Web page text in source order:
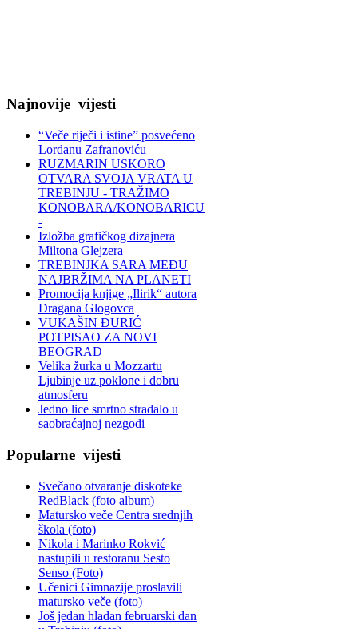
Najnovije vijesti
“Veče riječi i istine” posvećeno
Lordanu Zafranoviću
RUZMARIN USKORO
OTVARA SVOJA VRATA U
TREBINJU - TRAŽIMO
KONOBARA/KONOBARICU
-
Izložba grafičkog dizajnera
Miltona Glejzera
TREBINЈKA SARA MEĐU
NAJBRŽIMA NA PLANETI
Promocija knjige „Ilirik“ autora
Dragana Glogovca
VUKAŠIN ĐURIĆ
POTPISAO ZA NOVI
BEOGRAD
Velika žurka u Mozzartu
Ljubinje uz poklone i dobru
atmosferu
Jedno lice smrtno stradalo u
saobraćajnoj nezgodi
Popularne vijesti
Svečano otvaranje diskoteke
RedBlack (foto album)
Matursko veče Centra srednjih
škola (foto)
Nikola i Marinko Rokvić
nastupili u restoranu Sesto
Senso (Foto)
Učenici Gimnazije proslavili
matursko veče (foto)
Još jedan hladan februarski dan